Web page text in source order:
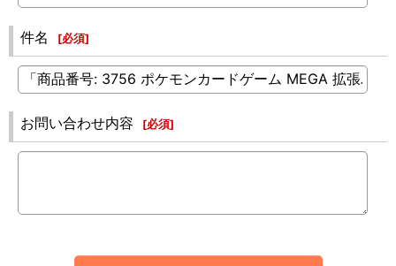
件名 [必須]
お問い合わせ内容 [必須]